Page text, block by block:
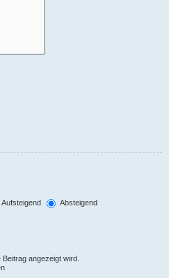
Aufsteigend
Absteigend
angezeigt wird.